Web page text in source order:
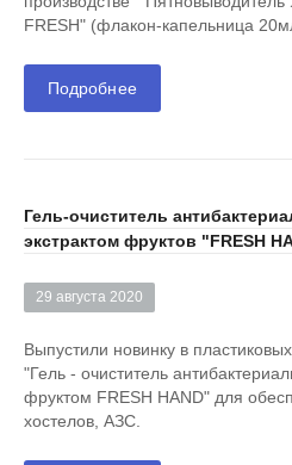
FRESH" (флакон-капельница
Подробнее
Гель-очиститель
экстрактом фруктов "FRESH
29 августа 2020
Выпустили новинку в
"Гель - очиститель
фруктом FRESH HAND" для
хостелов, АЗС.